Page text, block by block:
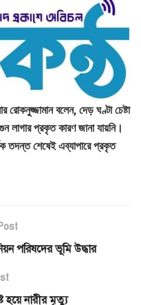
রোকনুজ্জামান বলেন, দেড় ঘণ্টা চেষ্টা
লাগার প্রকৃত কারণ জানা যায়নি।
তদন্ত শেষেই এব্যাপারে প্রকৃত
পরিষদের ভূমি উদ্ধার
হয়ে নারীর মৃত্যু